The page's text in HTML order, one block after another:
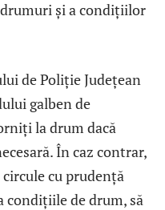
și a condițiilor
de Poliție Județean
galben de
la drum dacă
În caz contrar,
cu prudență
condițiile de drum, să